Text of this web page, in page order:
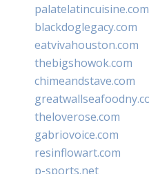
palatelatincuisine.com
blackdoglegacy.com
eatvivahouston.com
thebigshowok.com
chimeandstave.com
theloverose.com
gabriovoice.com
resinflowart.com
p-sports.net